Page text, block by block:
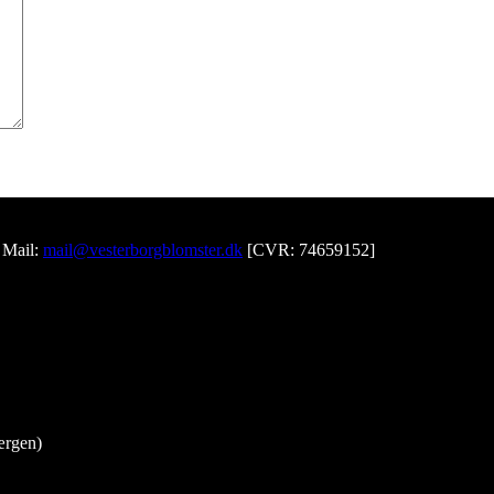
Mail: mail@vesterborgblomster.dk [CVR: 74659152]